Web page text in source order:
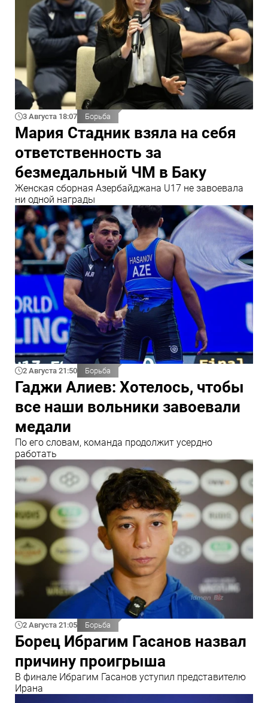
3 Августа 18:07 Борьба
Мария Стадник взяла на себя
ответственность за
безмедальный ЧМ в Баку
Женская сборная Азербайджана U17 не завоевала
ни одной награды
2 Августа 21:50 Борьба
Гаджи Алиев: Хотелось, чтобы
все наши вольники завоевали
медали
По его словам, команда продолжит усердно
работать
2 Августа 21:05 Борьба
Борец Ибрагим Гасанов назвал
причину проигрыша
В финале Ибрагим Гасанов уступил представителю
Ирана